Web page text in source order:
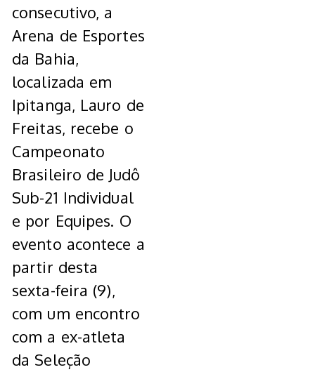
consecutivo, a
Arena de Esportes
da Bahia,
localizada em
Ipitanga, Lauro de
Freitas, recebe o
Campeonato
Brasileiro de Judô
Sub-21 Individual
e por Equipes. O
evento acontece a
partir desta
sexta-feira (9),
com um encontro
com a ex-atleta
da Seleção